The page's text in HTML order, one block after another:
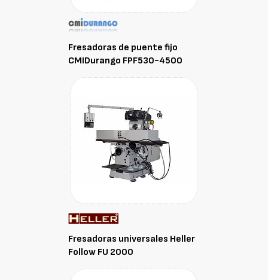
Fresadoras de puente fijo
CMIDurango FPF530-4500
Fresadoras universales Heller
Follow FU 2000